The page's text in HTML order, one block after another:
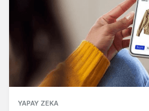
YAPAY ZEKA